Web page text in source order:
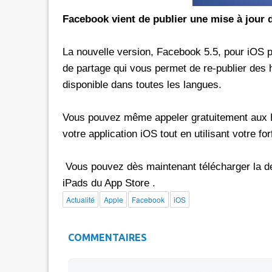
Facebook vient de publier une mise à jour
La nouvelle version, Facebook 5.5, pour iOS
de partage qui vous permet de re-publier
disponible dans toutes les langues.
Vous pouvez même appeler gratuitement
votre application iOS tout en utilisant votre
Vous pouvez dès maintenant télécharger la
iPads du App Store .
Actualité Apple Facebook iOS
COMMENTAIRES
de 30 Dh donne dorénavant un
réseaux sociaux chez Orange.
d'une offre promotionnelle qui
peuvent désormais bénéficier
code d'une recharge de 30 Dh
Promotion inwi: L'illimité vers
A l'instar de Maroc Telecom
bénéficier ses clients prépayés
certains réseaux sociaux. A 5 Dh, le client aura
Facebook, Twitter, Instagram
300 Mo pour le Pass de 10 Dh.
promotionnelle qui prendra
le Pass 30 Dh de inwi offre un